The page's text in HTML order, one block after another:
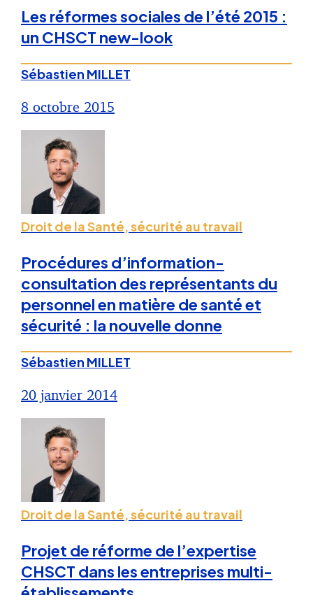
Les réformes sociales de l’été 2015 :
un CHSCT new-look
Sébastien MILLET
8 octobre 2015
Droit de la Santé, sécurité au travail
Procédures d’information-
consultation des représentants du
personnel en matière de santé et
sécurité : la nouvelle donne
Sébastien MILLET
20 janvier 2014
Droit de la Santé, sécurité au travail
Projet de réforme de l’expertise
CHSCT dans les entreprises multi-